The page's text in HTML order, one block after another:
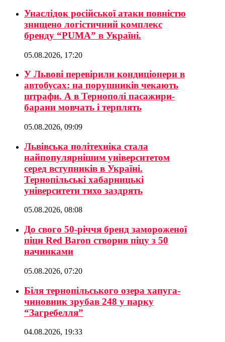
Унаслідок російської атаки повністю
знищено логістичний комплекс
бренду “PUMA” в Україні.
05.08.2026, 17:20
У Львові перевірили кондиціонери в
автобусах: на порушників чекають
штрафи. А в Тернополі пасажири-
барани мовчать і терплять
05.08.2026, 09:09
Львівська політехніка стала
найпопулярнішим університетом
серед вступників в Україні.
Тернопільські хабарницькі
університети тихо заздрять
05.08.2026, 08:08
До свого 50-річчя бренд замороженої
піци Red Baron створив піцу з 50
начинками
05.08.2026, 07:20
Біля тернопільського озера хапуга-
чиновник зрубав 248 у парку
“Загребелля”
04.08.2026, 19:33